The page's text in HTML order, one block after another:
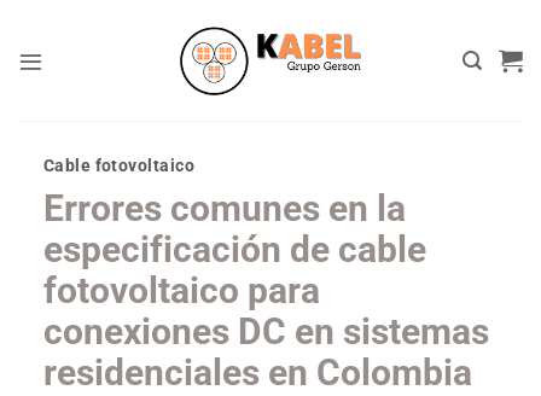
content
Cable fotovoltaico
Errores comunes en la
especificación de cable
fotovoltaico para
conexiones DC en sistemas
residenciales en Colombia